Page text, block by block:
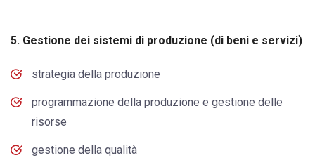
5. Gestione dei sistemi di produzione (di beni e servizi)
strategia della produzione
programmazione della produzione e gestione delle
risorse
gestione della qualità